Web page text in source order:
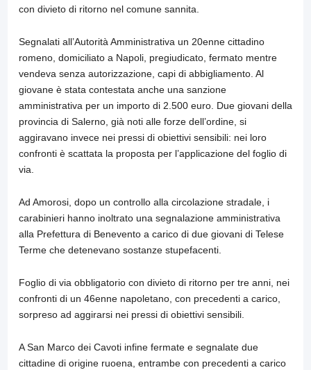
con divieto di ritorno nel comune sannita.
Segnalati all’Autorità Amministrativa un 20enne cittadino
romeno, domiciliato a Napoli, pregiudicato, fermato mentre
vendeva senza autorizzazione, capi di abbigliamento. Al
giovane è stata contestata anche una sanzione
amministrativa per un importo di 2.500 euro. Due giovani della
provincia di Salerno, già noti alle forze dell’ordine, si
aggiravano invece nei pressi di obiettivi sensibili: nei loro
confronti è scattata la proposta per l’applicazione del foglio di
via.
Ad Amorosi, dopo un controllo alla circolazione stradale, i
carabinieri hanno inoltrato una segnalazione amministrativa
alla Prefettura di Benevento a carico di due giovani di Telese
Terme che detenevano sostanze stupefacenti.
Foglio di via obbligatorio con divieto di ritorno per tre anni, nei
confronti di un 46enne napoletano, con precedenti a carico,
sorpreso ad aggirarsi nei pressi di obiettivi sensibili.
A San Marco dei Cavoti infine fermate e segnalate due
cittadine di origine ruoena, entrambe con precedenti a carico